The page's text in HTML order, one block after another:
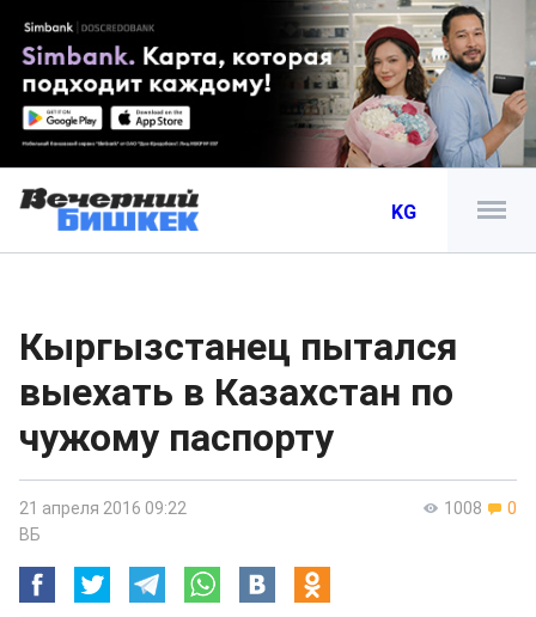
KG
Кыргызстанец пытался
выехать в Казахстан по
чужому паспорту
1008 0
21 апреля 2016 09:22
ВБ